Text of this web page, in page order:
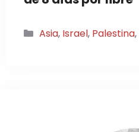
Categorías
Asia, Israel, Palestina,